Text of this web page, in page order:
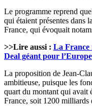
Le programme reprend
qui étaient présentes dans
France, qui évoquait
>>Lire aussi : La France
Deal géant pour l’Europe
La proposition de Jean-
ambitieuse, puisque les
quart du montant qui avait
France, soit 1200 milliards